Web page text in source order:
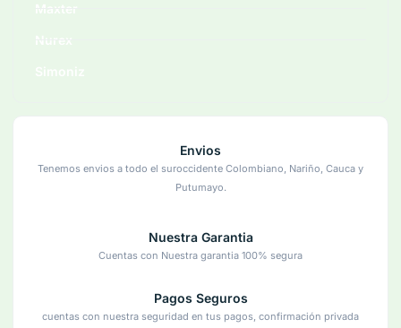
Envios
Tenemos envios a todo el suroccidente Colombiano, Nariño, Cauca y
Putumayo.
Nuestra Garantia
Cuentas con Nuestra garantia 100% segura
Pagos Seguros
cuentas con nuestra seguridad en tus pagos, confirmación privada